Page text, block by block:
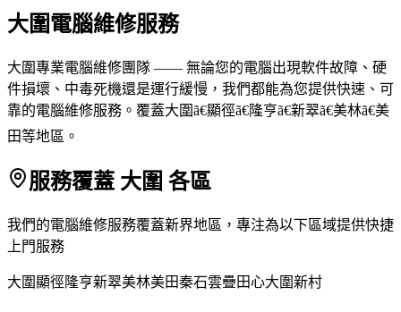
大圍電腦維修服務
大圍專業電腦維修團隊 —— 無論您的電腦出現軟件故障、硬
件損壞、中毒死機還是運行緩慢，我們都能為您提供快速、可
靠的電腦維修服務。覆蓋大圍ã€顯徑ã€隆亨ã€新翠ã€美林ã€美
田等地區。
服務覆蓋 大圍 各區
我們的電腦維修服務覆蓋新界地區，專注為以下區域提供快捷
上門服務
大圍顯徑 隆亨新翠美林美田秦石雲疊田心大圍新村